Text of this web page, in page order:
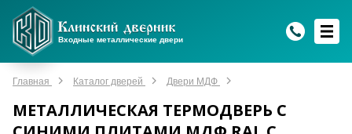
Входные металлические двери
Главная Каталог дверей Двери МДФ
МЕТАЛЛИЧЕСКАЯ ТЕРМОДВЕРЬ С
Max
Мы онлайн!
WhatsApp
Мы онлайн!
Telegram
Мы онлайн!
Max
Мы онлайн!
WhatsApp
Мы онлайн!